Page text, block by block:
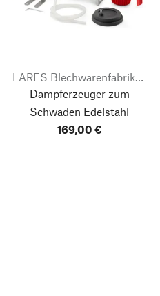
LARES Blechwarenfabrikation
Dampferzeuger zum
Schwaden Edelstahl
169,00 €